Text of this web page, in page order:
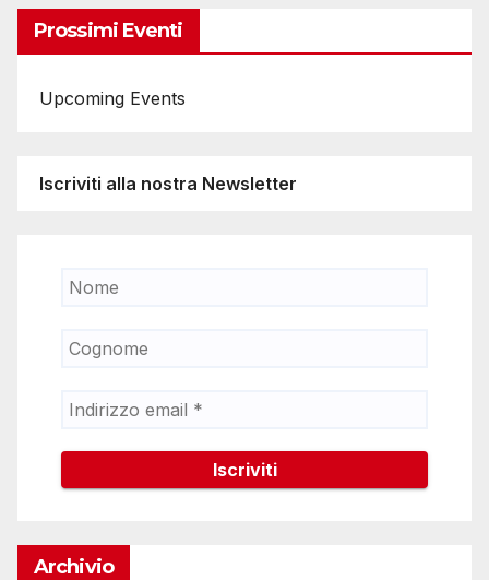
Prossimi Eventi
Upcoming Events
Iscriviti alla nostra Newsletter
Archivio